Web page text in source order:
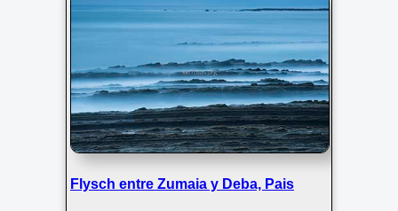
Flysch entre Zumaia y Deba, Pais